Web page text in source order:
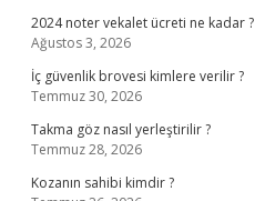
2024 noter vekalet ücreti ne kadar ?
Ağustos 3, 2026
İç güvenlik brovesi kimlere verilir ?
Temmuz 30, 2026
Takma göz nasıl yerleştirilir ?
Temmuz 28, 2026
Kozanın sahibi kimdir ?